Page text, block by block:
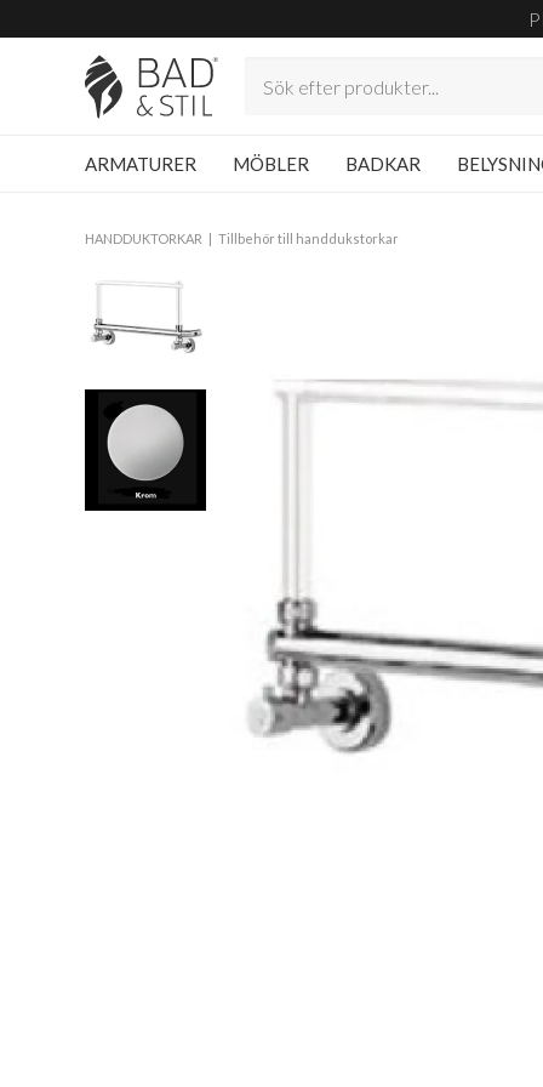
ARMATURER MÖBLER BADKAR
HANDDUKTORKAR Tillbehör till handdukstorkar